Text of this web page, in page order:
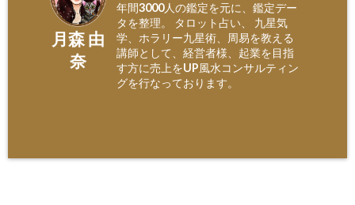
月森 由
奈
年間3000人の鑑定を元に、鑑定デー
タを整理。 タロット占い、 九星気
学、ホラリー九星術、周易を教える
講師として、経営者様、起業を目指
す方に売上をUP風水コンサルティン
グを行なっております。